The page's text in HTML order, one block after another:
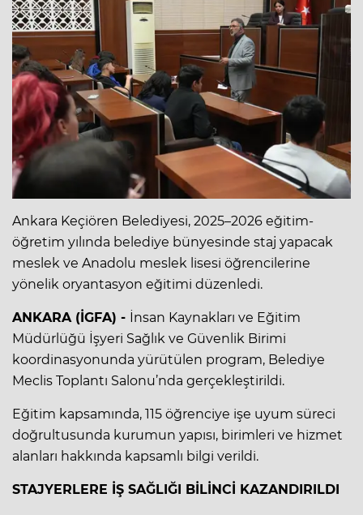
Ankara Keçiören Belediyesi, 2025–2026 eğitim-
öğretim yılında belediye bünyesinde staj yapacak
meslek ve Anadolu meslek lisesi öğrencilerine
yönelik oryantasyon eğitimi düzenledi.
ANKARA (İGFA) - İnsan Kaynakları ve Eğitim
Müdürlüğü İşyeri Sağlık ve Güvenlik Birimi
koordinasyonunda yürütülen program, Belediye
Meclis Toplantı Salonu’nda gerçekleştirildi.
Eğitim kapsamında, 115 öğrenciye işe uyum süreci
doğrultusunda kurumun yapısı, birimleri ve hizmet
alanları hakkında kapsamlı bilgi verildi.
STAJYERLERE İŞ SAĞLIĞI BİLİNCİ KAZANDIRILDI